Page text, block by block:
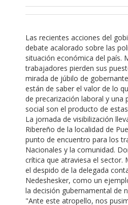
Las recientes acciones del
debate acalorado sobre las
situación económica del país.
trabajadores pierden sus
mirada de júbilo de
están de saber el valor de lo
de precarización laboral y una
social son el producto de
La jornada de visibilización
Ribereño de la localidad de
punto de encuentro para los
Nacionales y la comunidad.
crítica que atraviesa el sector.
el despido de la delegada
Nedeshesker, como un
la decisión gubernamental de
"Ante este atropello, nos